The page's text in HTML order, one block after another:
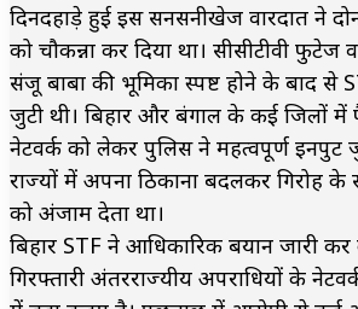
दिनदहाड़े हुई इस सनसनीखेज वारदात ने
को चौकन्ना कर दिया था। सीसीटीवी
संजू बाबा की भूमिका स्पष्ट होने के बाद से
जुटी थी। बिहार और बंगाल के कई जिलों
नेटवर्क को लेकर पुलिस ने महत्वपूर्ण इनपुट
राज्यों में अपना ठिकाना बदलकर गिरोह
को अंजाम देता था।
बिहार STF ने आधिकारिक बयान जारी
गिरफ्तारी अंतरराज्यीय अपराधियों के